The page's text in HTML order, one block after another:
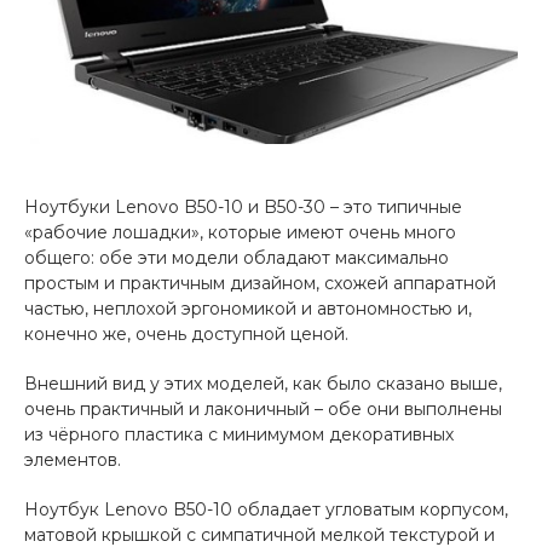
Ноутбуки Lenovo B50-10 и B50-30 – это типичные
«рабочие лошадки», которые имеют очень много
общего: обе эти модели обладают максимально
простым и практичным дизайном, схожей аппаратной
частью, неплохой эргономикой и автономностью и,
конечно же, очень доступной ценой.
Внешний вид у этих моделей, как было сказано выше,
очень практичный и лаконичный – обе они выполнены
из чёрного пластика с минимумом декоративных
элементов.
Ноутбук Lenovo B50-10 обладает угловатым корпусом,
матовой крышкой с симпатичной мелкой текстурой и